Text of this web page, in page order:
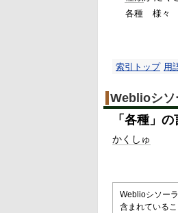
各種 様々
索引トップ 用
Weblioシソ
「 各種 」
かくしゅ
Weblioシソー
含まれている